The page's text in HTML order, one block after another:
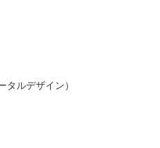
タルデザイン）